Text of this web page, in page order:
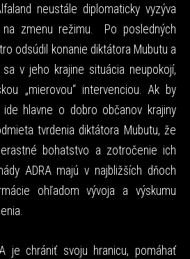
neustále diplomaticky vyzýva
na zmenu režimu. Po posledných
odsúdil konanie diktátora Mubutu a
v jeho krajine situácia neupokojí,
„mierovou“ intervenciou. Ak by
hlavne o dobro občanov krajiny
tvrdenia diktátora Mubutu, že
bohatstvo a zotročenie ich
ADRA majú v najbližších dňoch
ohľadom vývoja a výskumu
je chrániť svoju hranicu, pomáhať